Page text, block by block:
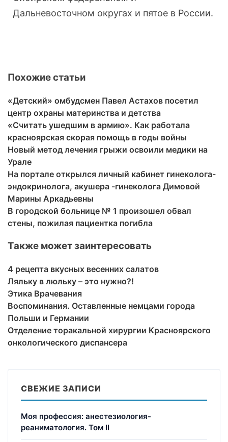
Дальневосточном округах и пятое в России.
Похожие статьи
«Детский» омбудсмен Павел Астахов посетил
центр охраны материнства и детства
«Считать ушедшим в армию». Как работала
красноярская скорая помощь в годы войны
Новый метод лечения грыжи освоили медики на
Урале
На портале открылся личный кабинет гинеколога-
эндокринолога, акушера -гинеколога Димовой
Марины Аркадьевны
В городской больнице № 1 произошел обвал
стены, пожилая пациентка погибла
Также может заинтересовать
4 рецепта вкусных весенних салатов
Ляльку в люльку – это нужно?!
Этика Врачевания
Воспоминания. Оставленные немцами города
Польши и Германии
Отделение торакальной хирургии Красноярского
онкологического диспансера
СВЕЖИЕ ЗАПИСИ
Моя профессия: анестезиология-
реаниматология. Том II